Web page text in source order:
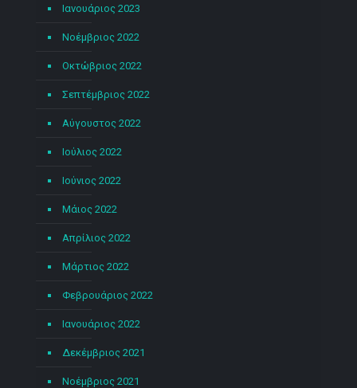
Ιανουάριος 2023
Νοέμβριος 2022
Οκτώβριος 2022
Σεπτέμβριος 2022
Αύγουστος 2022
Ιούλιος 2022
Ιούνιος 2022
Μάιος 2022
Απρίλιος 2022
Μάρτιος 2022
Φεβρουάριος 2022
Ιανουάριος 2022
Δεκέμβριος 2021
Νοέμβριος 2021